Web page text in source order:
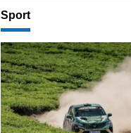
Sport